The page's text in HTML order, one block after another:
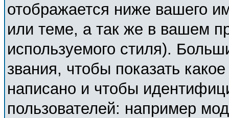
отображается ниже вашего
или теме, а так же в вашем
используемого стиля).
звания, чтобы показать
написано и чтобы
пользователей: например